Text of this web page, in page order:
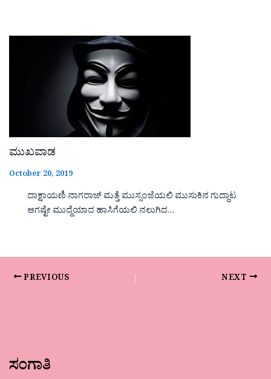
ಮುಖವಾಡ
October 20, 2019
ದಾಕ್ಷಾಯಣಿ ನಾಗರಾಜ್ ಮತ್ತೆ ಮುಸ್ಸಂಜೆಯಲಿ ಮುಸುಕಿನ ಗುದ್ದಾಟ
ಆಗಷ್ಟೇ ಮುದ್ದೆಯಾದ ಹಾಸಿಗೆಯಲಿ ನಲುಗಿದ…
PREVIOUS NEXT
ಸಂಗಾತಿ